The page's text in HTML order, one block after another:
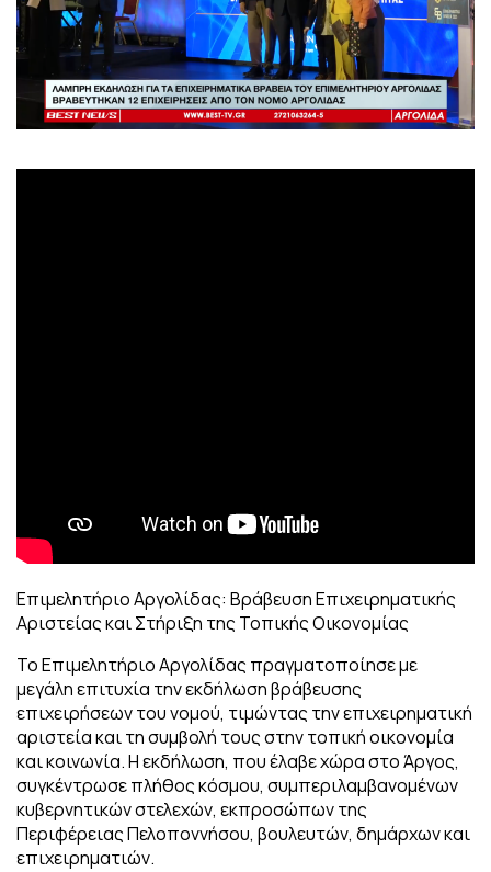
Επιμελητήριο Αργολίδας: Βράβευση Επιχειρηματικής
Αριστείας και Στήριξη της Τοπικής Οικονομίας
Το Επιμελητήριο Αργολίδας πραγματοποίησε με
μεγάλη επιτυχία την εκδήλωση βράβευσης
επιχειρήσεων του νομού, τιμώντας την επιχειρηματική
αριστεία και τη συμβολή τους στην τοπική οικονομία
και κοινωνία. Η εκδήλωση, που έλαβε χώρα στο Άργος,
συγκέντρωσε πλήθος κόσμου, συμπεριλαμβανομένων
κυβερνητικών στελεχών, εκπροσώπων της
Περιφέρειας Πελοποννήσου, βουλευτών, δημάρχων και
επιχειρηματιών.